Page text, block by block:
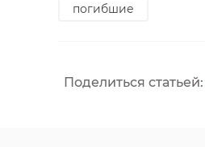
погибшие
Поделиться статьей: